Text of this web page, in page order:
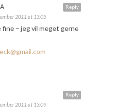
Reply
2011 at 13:05
fine – jeg vil meget gerne
Reply
2011 at 13:09